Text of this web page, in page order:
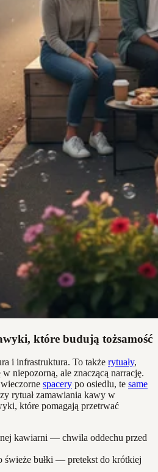
które budują tożsamość
i infrastruktura. To także rytuały,
niepozorną, ale znaczącą narrację.
spacery po osiedlu, te same
rytuał zamawiania kawy w
które pomagają przetrwać
kawiarni — chwila oddechu przed
świeże bułki — pretekst do krótkiej